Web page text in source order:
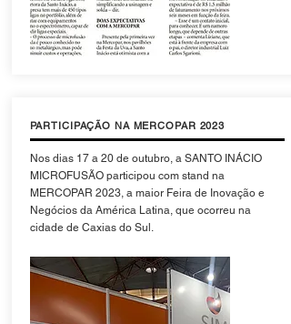
PARTICIPAÇÃO NA MERCOPAR 2023
Nos dias 17 a 20 de outubro, a SANTO INÁCIO
MICROFUSÃO participou com stand na
MERCOPAR 2023, a maior Feira de Inovação e
Negócios da América Latina, que ocorreu na
cidade de Caxias do Sul.